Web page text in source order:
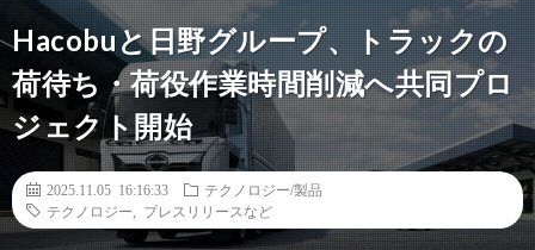
Hacobuと日野グループ、トラックの
荷待ち・荷役作業時間削減へ共同プロ
ジェクト開始
2025.11.05 16:16:33
テクノロジー/製品
テクノロジー
プレスリリースなど